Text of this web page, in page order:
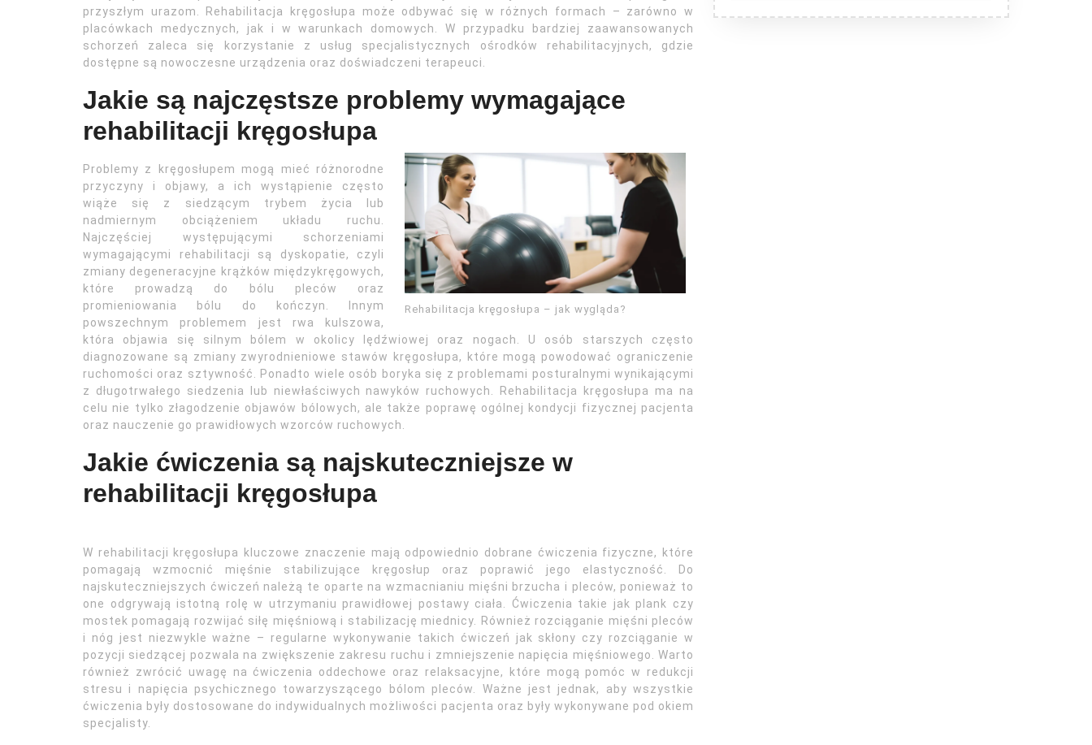
przyszłym urazom. Rehabilitacja kręgosłupa może odbywać się w różnych formach – zarówno w
placówkach medycznych, jak i w warunkach domowych. W przypadku bardziej zaawansowanych
schorzeń zaleca się korzystanie z usług specjalistycznych ośrodków rehabilitacyjnych, gdzie
dostępne są nowoczesne urządzenia oraz doświadczeni terapeuci.
Jakie są najczęstsze problemy wymagające
rehabilitacji kręgosłupa
Rehabilitacja kręgosłupa – jak wygląda?
Problemy z kręgosłupem mogą mieć różnorodne
przyczyny i objawy, a ich wystąpienie często
wiąże się z siedzącym trybem życia lub
nadmiernym obciążeniem układu ruchu.
Najczęściej występującymi schorzeniami
wymagającymi rehabilitacji są dyskopatie, czyli
zmiany degeneracyjne krążków międzykręgowych,
które prowadzą do bólu pleców oraz
promieniowania bólu do kończyn. Innym
powszechnym problemem jest rwa kulszowa,
która objawia się silnym bólem w okolicy lędźwiowej oraz nogach. U osób starszych często
diagnozowane są zmiany zwyrodnieniowe stawów kręgosłupa, które mogą powodować ograniczenie
ruchomości oraz sztywność. Ponadto wiele osób boryka się z problemami posturalnymi wynikającymi
z długotrwałego siedzenia lub niewłaściwych nawyków ruchowych. Rehabilitacja kręgosłupa ma na
celu nie tylko złagodzenie objawów bólowych, ale także poprawę ogólnej kondycji fizycznej pacjenta
oraz nauczenie go prawidłowych wzorców ruchowych.
Jakie ćwiczenia są najskuteczniejsze w
rehabilitacji kręgosłupa
W rehabilitacji kręgosłupa kluczowe znaczenie mają odpowiednio dobrane ćwiczenia fizyczne, które
pomagają wzmocnić mięśnie stabilizujące kręgosłup oraz poprawić jego elastyczność. Do
najskuteczniejszych ćwiczeń należą te oparte na wzmacnianiu mięśni brzucha i pleców, ponieważ to
one odgrywają istotną rolę w utrzymaniu prawidłowej postawy ciała. Ćwiczenia takie jak plank czy
mostek pomagają rozwijać siłę mięśniową i stabilizację miednicy. Również rozciąganie mięśni pleców
i nóg jest niezwykle ważne – regularne wykonywanie takich ćwiczeń jak skłony czy rozciąganie w
pozycji siedzącej pozwala na zwiększenie zakresu ruchu i zmniejszenie napięcia mięśniowego. Warto
również zwrócić uwagę na ćwiczenia oddechowe oraz relaksacyjne, które mogą pomóc w redukcji
stresu i napięcia psychicznego towarzyszącego bólom pleców. Ważne jest jednak, aby wszystkie
ćwiczenia były dostosowane do indywidualnych możliwości pacjenta oraz były wykonywane pod okiem
specjalisty.